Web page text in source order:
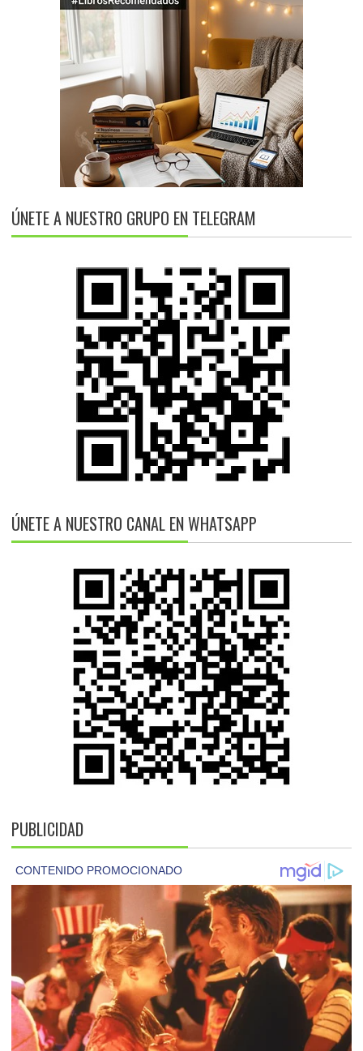
ÚNETE A NUESTRO GRUPO EN TELEGRAM
ÚNETE A NUESTRO CANAL EN WHATSAPP
PUBLICIDAD